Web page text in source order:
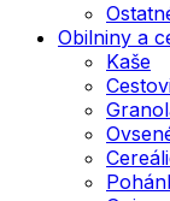
Obilniny a
Kaše